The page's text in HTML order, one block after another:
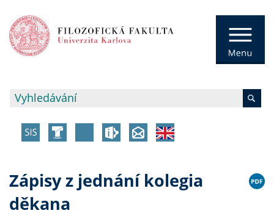
Zápisy z jednání kolegia
děkana